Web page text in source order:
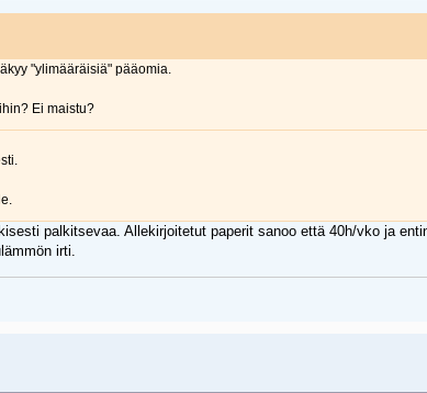
"ylimääräisiä" pääomia.
Ei maistu?
palkitsevaa. Allekirjoitetut paperit sanoo että 40h/vko ja
irti.